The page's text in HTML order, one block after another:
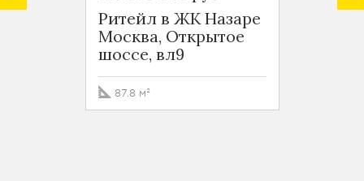
Ритейл в ЖК Назаре
Москва, Открытое
шоссе, вл9
87.8 м²